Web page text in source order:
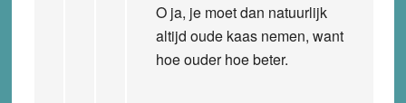
O ja, je moet dan natuurlijk
altijd oude kaas nemen, want
hoe ouder hoe beter.